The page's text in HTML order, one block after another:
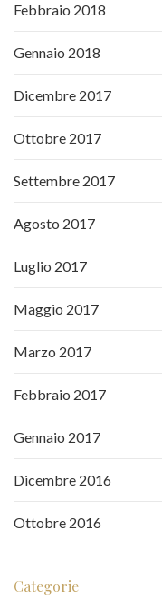
Febbraio 2018
Gennaio 2018
Dicembre 2017
Ottobre 2017
Settembre 2017
Agosto 2017
Luglio 2017
Maggio 2017
Marzo 2017
Febbraio 2017
Gennaio 2017
Dicembre 2016
Ottobre 2016
Categorie